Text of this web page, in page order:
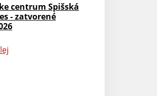
centrum Spišská
- zatvorené